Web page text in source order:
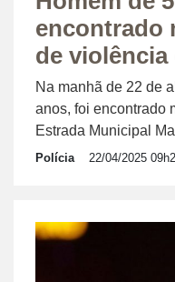
encontrado
de violência
Na manhã de 22 de
anos, foi encontrado
Estrada Municipal
Polícia 22/04/2025